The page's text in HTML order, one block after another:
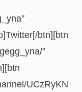
btn][btn
”
UCzRyKN